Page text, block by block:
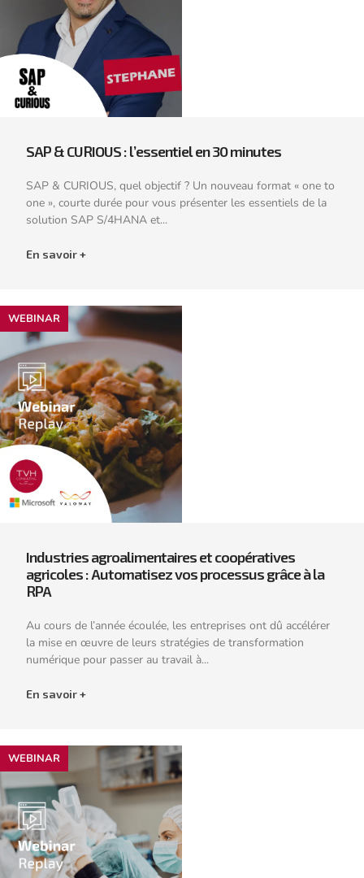
SAP & CURIOUS : l’essentiel en 30 minutes
SAP & CURIOUS, quel objectif ? Un nouveau format « one to
one », courte durée pour vous présenter les essentiels de la
solution SAP S/4HANA et...
En savoir +
WEBINAR
Industries agroalimentaires et coopératives
agricoles : Automatisez vos processus grâce à la
RPA
Au cours de l’année écoulée, les entreprises ont dû accélérer
la mise en œuvre de leurs stratégies de transformation
numérique pour passer au travail à...
En savoir +
WEBINAR